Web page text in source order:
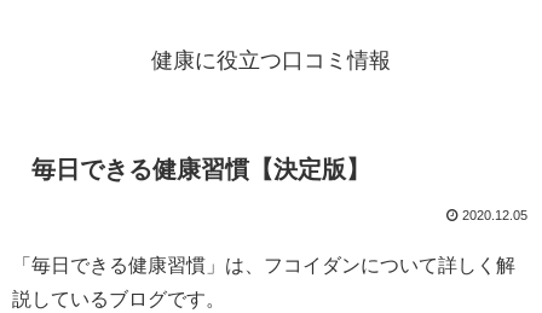
健康に役立つ口コミ情報
毎日できる健康習慣【決定版】
2020.12.05
「毎日できる健康習慣」は、フコイダンについて詳しく解
説しているブログです。